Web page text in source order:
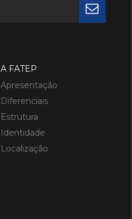
A FATEP
Apresentação
Diferenciais
Estrutura
Identidade
Localização